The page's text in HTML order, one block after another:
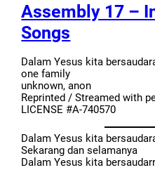
Assembly 17 –
Songs
Dalam Yesus kita
one family
unknown, anon
Reprinted / Streamed with
LICENSE #A-740570
Dalam Yesus kita
Sekarang dan selamanya
Dalam Yesus kita